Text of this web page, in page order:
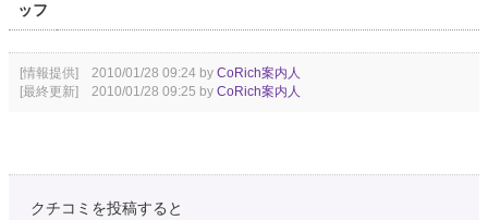
ッフ
[情報提供] 2010/01/28 09:24 by CoRich案内人
[最終更新] 2010/01/28 09:25 by CoRich案内人
クチコミを投稿すると